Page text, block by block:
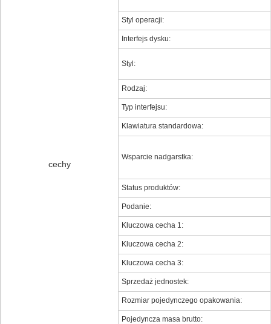
cechy
Styl operacji:
Interfejs dysku:
Styl:
Rodzaj:
Typ interfejsu:
Klawiatura standardowa:
Wsparcie nadgarstka:
Status produktów:
Podanie:
Kluczowa cecha 1:
Kluczowa cecha 2:
Kluczowa cecha 3:
Sprzedaż jednostek:
Rozmiar pojedynczego opakowania:
Pojedyncza masa brutto: